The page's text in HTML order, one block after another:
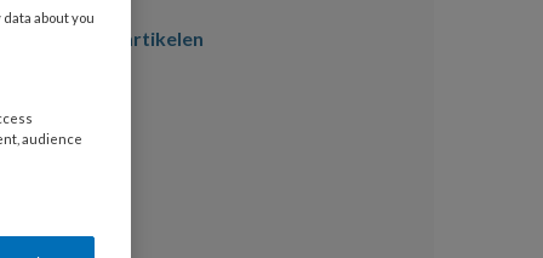
magazine artikelen
about you
audience